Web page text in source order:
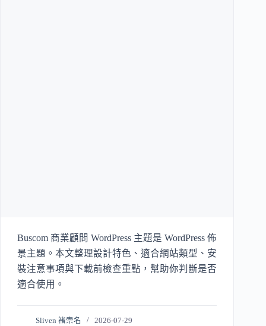
Buscom 商業顧問 WordPress 主題是 WordPress 佈
景主題。本文整理設計特色、適合網站類型、安
裝注意事項與下載前檢查重點，幫助你判斷是否
適合使用。
Sliven 褚崇名 2026-07-29